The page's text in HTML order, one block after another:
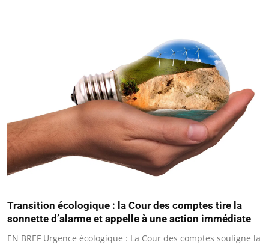
Transition écologique : la Cour des comptes tire la
sonnette d’alarme et appelle à une action immédiate
EN BREF Urgence écologique : La Cour des comptes souligne la